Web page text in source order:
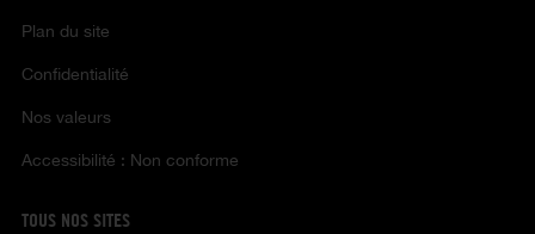
Plan du site
Confidentialité
Nos valeurs
Accessibilité : Non conforme
TOUS NOS SITES